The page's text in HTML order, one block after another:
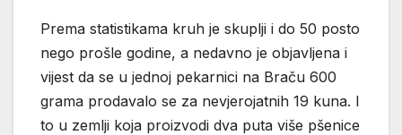
Prema statistikama kruh je skuplji i do 50 posto
nego prošle godine, a nedavno je objavljena i
vijest da se u jednoj pekarnici na Braču 600
grama prodavalo se za nevjerojatnih 19 kuna. I
to u zemlji koja proizvodi dva puta više pšenice